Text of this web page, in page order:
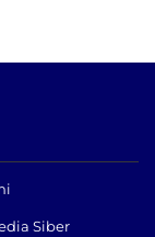
Siber